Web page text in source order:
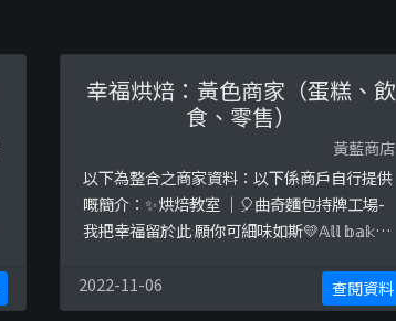
幸福烘焙：黃色商家（蛋糕、飲
食、零售）
黃藍商店
以下為整合之商家資料：以下係商戶自行提供
嘅簡介：✨烘焙教室 ｜🎈曲奇麵包持牌工場-
我把幸福留於此 願你可細味如斯💛𝔸𝕝𝕝 𝕓𝕒𝕜𝕖𝕕
理🌟-烘焙課程報名👩🏻‍🏫 / 團訂🍪 / 其他資訊
✨ 請按這裏👇🏻以下係相關證明貼文：
2022-11-06 查閱資料